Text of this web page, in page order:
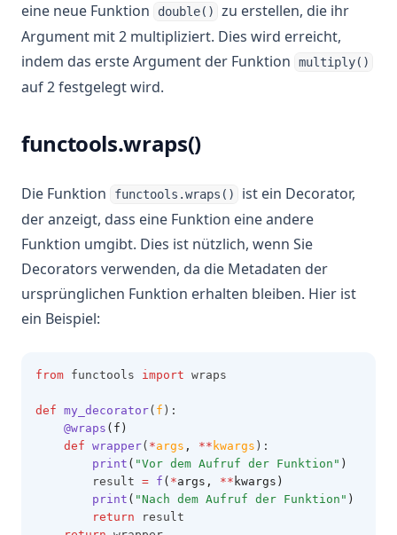
eine neue Funktion
double()
zu erstellen, die ihr
Argument mit 2 multipliziert. Dies wird erreicht,
indem das erste Argument der Funktion
multiply()
auf 2 festgelegt wird.
functools.wraps()
Die Funktion functools.wraps()
ist ein Decorator,
der anzeigt, dass eine Funktion eine andere
Funktion umgibt. Dies ist nützlich, wenn Sie
Decorators verwenden, da die Metadaten der
ursprünglichen Funktion erhalten bleiben. Hier ist
ein Beispiel:
from functools import wraps
def my_decorator( f ):
@wraps (f)
def wrapper( *args , ** kwargs ):
print ( "Vor dem Aufruf der Funktion" )
        result
= f ( *args, ** kwargs)
print ( "Nach dem Aufruf der Funktion" )
return result